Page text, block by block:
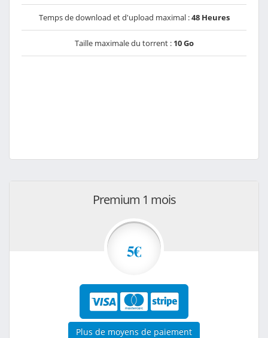
Temps de download et d'upload maximal :48 Heures
Taille maximale du torrent : 10 Go
Premium 1 mois
5€
Plus de moyens de paiement